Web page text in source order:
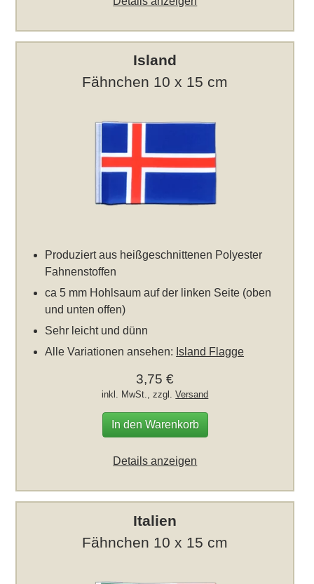
Island
Fähnchen 10 x 15 cm
Produziert aus heißgeschnittenen Polyester
Fahnenstoffen
ca 5 mm Hohlsaum auf der linken Seite (oben
und unten offen)
Sehr leicht und dünn
Alle Variationen ansehen: Island Flagge
3,75 €
inkl. MwSt., zzgl.Versand
In den Warenkorb
Details anzeigen
Italien
Fähnchen 10 x 15 cm